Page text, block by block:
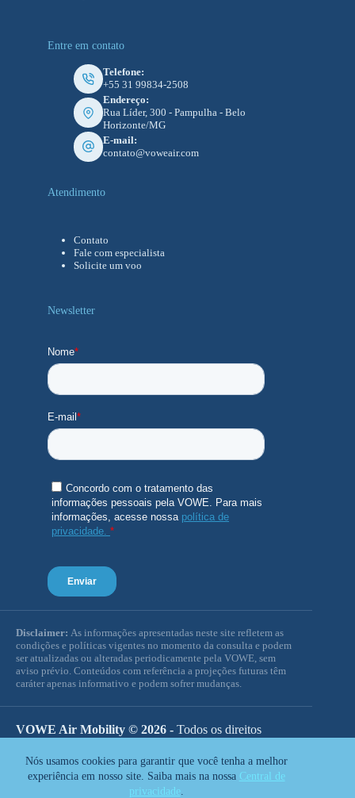
Nós usamos cookies para garantir que você tenha a melhor
experiência em nosso site. Saiba mais na nossa Central de
privacidade.
Entre em contato
Telefone:
+55 31 99834-2508
Endereço:
Rua Líder, 300 - Pampulha - Belo
Horizonte/MG
E-mail:
contato@voweair.com
Atendimento
Contato
Fale com especialista
Solicite um voo
Newsletter
Disclaimer: As informações apresentadas neste site refletem as
condições e políticas vigentes no momento da consulta e podem
ser atualizadas ou alteradas periodicamente pela VOWE, sem
aviso prévio. Conteúdos com referência a projeções futuras têm
caráter apenas informativo e podem sofrer mudanças.
VOWE Air Mobility © 2026 - Todos os direitos